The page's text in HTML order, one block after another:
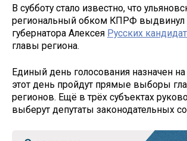
В субботу стало известно, что
региональный обком КПРФ выдвинул
губернатора Алексея Русских
главы региона.
Единый день голосования назначен
этот день пройдут прямые выборы
регионов. Ещё в трёх субъектах
выберут депутаты законодательных